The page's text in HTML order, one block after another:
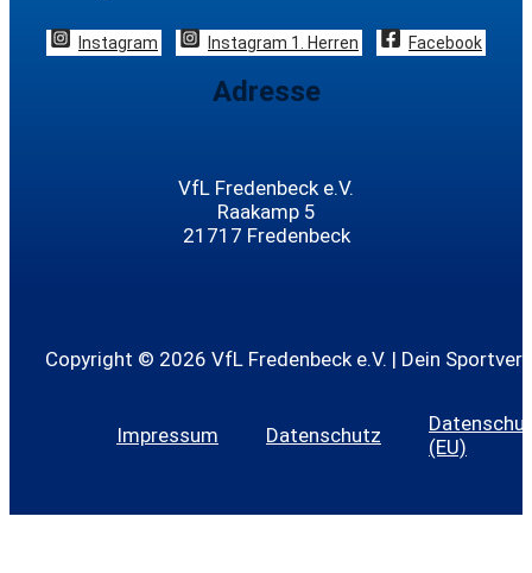
Instagram Instagram 1. Herren Facebook
Adresse
VfL Fredenbeck e.V.
Raakamp 5
21717 Fredenbeck
Copyright © 2026 VfL Fredenbeck e.V. | Dein
Impressum Datenschutz
(EU)